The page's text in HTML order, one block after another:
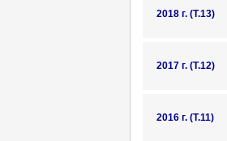
2018 г. (Т.13)
2017 г. (Т.12)
2016 г. (Т.11)